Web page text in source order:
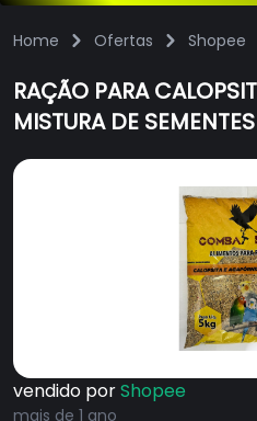
Home Ofertas Shopee
RAÇÃO PARA
MISTURA DE
vendido porShopee
mais de 1 ano